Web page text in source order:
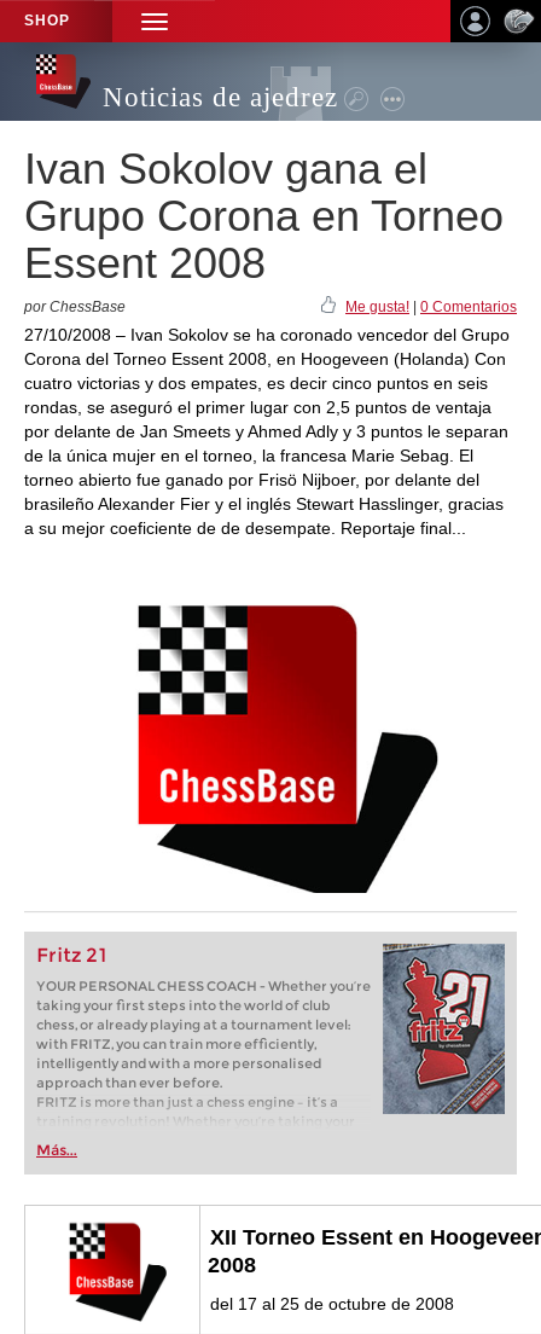
SHOP
TOGGLE
NAVIGATION
Noticias de ajedrez
Ivan Sokolov gana el
Grupo Corona en Torneo
Essent 2008
por ChessBase Me gusta! 0 Comentarios
27/10/2008 – Ivan Sokolov se ha coronado vencedor del Grupo
Corona del Torneo Essent 2008, en Hoogeveen (Holanda) Con
cuatro victorias y dos empates, es decir cinco puntos en seis
rondas, se aseguró el primer lugar con 2,5 puntos de ventaja
por delante de Jan Smeets y Ahmed Adly y 3 puntos le separan
de la única mujer en el torneo, la francesa Marie Sebag. El
torneo abierto fue ganado por Frisö Nijboer, por delante del
brasileño Alexander Fier y el inglés Stewart Hasslinger, gracias
a su mejor coeficiente de de desempate. Reportaje final...
Fritz 21
YOUR PERSONAL CHESS COACH - Whether you’re
taking your first steps into the world of club
chess, or already playing at a tournament level:
with FRITZ, you can train more efficiently,
intelligently and with a more personalised
approach than ever before.
FRITZ is more than just a chess engine – it’s a
training revolution! Whether you’re taking your
first steps into the world of club chess, or already
playing at a tournament level: with FRITZ, you can
train more efficiently, intelligently and with a
Más...
XII Torneo Essent en
2008
del 17 al 25 de octubre de 2008